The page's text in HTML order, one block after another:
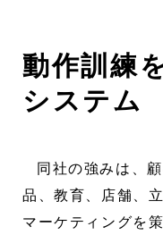
動作訓練
システム
同社の強みは、
品、教育、店舗、
マーケティングを